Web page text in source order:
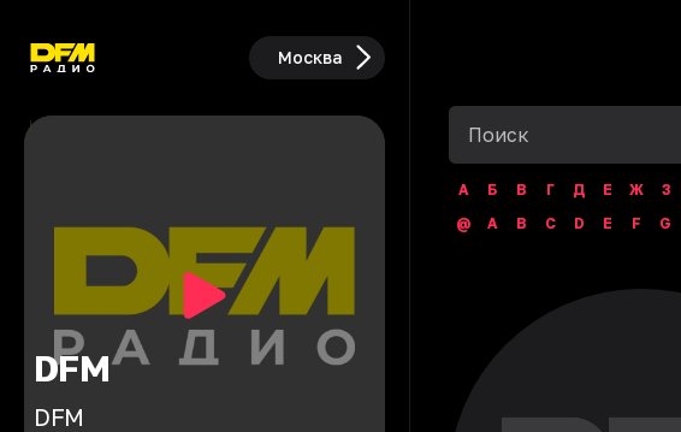
Москва
DFM
DFM
А Б В Г Д Е Ж З
@
A B C D E F G